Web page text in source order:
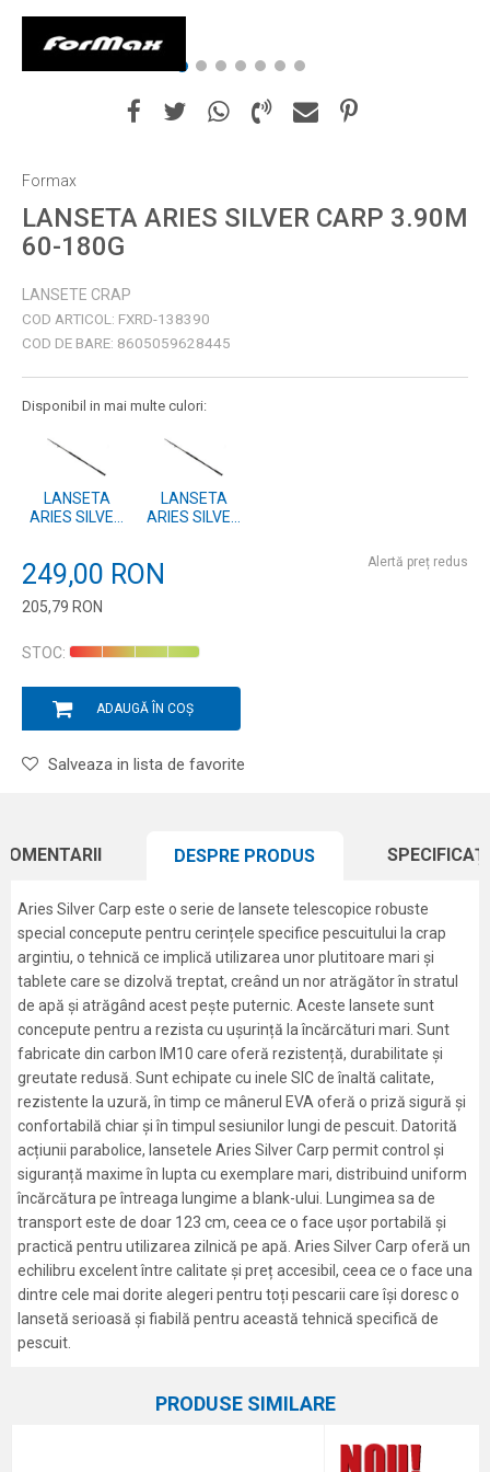
1 2 3 4 5 6 7
Formax
LANSETA ARIES SILVER CARP 3.90M
60-180G
LANSETE CRAP
COD ARTICOL: FXRD-138390
COD DE BARE: 8605059628445
Disponibil in mai multe culori:
LANSETA
ARIES SILVER
LANSETA
ARIES SILVER
249,00 RON
205,79 RON
Alertă preț redus
STOC:
ADAUGĂ ÎN COȘ
Salveaza in lista de favorite
DESPRE PRODUS
Aries Silver Carp este o serie de lansete telescopice robuste
special concepute pentru cerințele specifice pescuitului la crap
argintiu, o tehnică ce implică utilizarea unor plutitoare mari și
tablete care se dizolvă treptat, creând un nor atrăgător în stratul
de apă și atrăgând acest pește puternic. Aceste lansete sunt
concepute pentru a rezista cu ușurință la încărcături mari. Sunt
fabricate din carbon IM10 care oferă rezistență, durabilitate și
greutate redusă. Sunt echipate cu inele SIC de înaltă calitate,
rezistente la uzură, în timp ce mânerul EVA oferă o priză sigură și
confortabilă chiar și în timpul sesiunilor lungi de pescuit. Datorită
acțiunii parabolice, lansetele Aries Silver Carp permit control și
siguranță maxime în lupta cu exemplare mari, distribuind uniform
încărcătura pe întreaga lungime a blank-ului. Lungimea sa de
transport este de doar 123 cm, ceea ce o face ușor portabilă și
practică pentru utilizarea zilnică pe apă. Aries Silver Carp oferă un
echilibru excelent între calitate și preț accesibil, ceea ce o face una
dintre cele mai dorite alegeri pentru toți pescarii care își doresc o
lansetă serioasă și fiabilă pentru această tehnică specifică de
pescuit.
Lansete crap
Formax
PRODUSE SIMILARE